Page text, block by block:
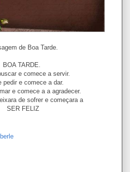
de Boa Tarde.
BOA TARDE.
e comece a servir.
pedir e comece a dar.
e comece a a agradecer.
de sofrer e começara a
SER FELIZ